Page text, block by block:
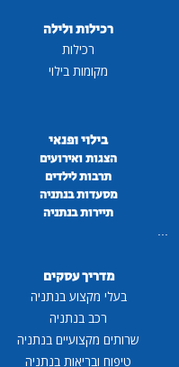
רכילות ולילה
רכילות
מקומות בילוי
בילוי ופנאי
הצגות ואירועים
תרבות לילדים
מסעדות בנתניה
תיירות בנתניה
...
מדריך עסקים
בעלי מקצוע בנתניה
רכב בנתניה
שרותים מקצועיים בנתניה
טיפוח ובריאות בנתניה